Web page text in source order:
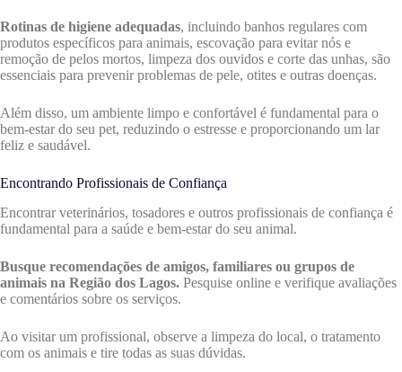
Rotinas de higiene adequadas, incluindo banhos regulares com
produtos específicos para animais, escovação para evitar nós e
remoção de pelos mortos, limpeza dos ouvidos e corte das unhas, são
essenciais para prevenir problemas de pele, otites e outras doenças.
Além disso, um ambiente limpo e confortável é fundamental para o
bem-estar do seu pet, reduzindo o estresse e proporcionando um lar
feliz e saudável.
Encontrando Profissionais de Confiança
Encontrar veterinários, tosadores e outros profissionais de confiança é
fundamental para a saúde e bem-estar do seu animal.
Busque recomendações de amigos, familiares ou grupos de
animais na Região dos Lagos. Pesquise online e verifique avaliações
e comentários sobre os serviços.
Ao visitar um profissional, observe a limpeza do local, o tratamento
com os animais e tire todas as suas dúvidas.